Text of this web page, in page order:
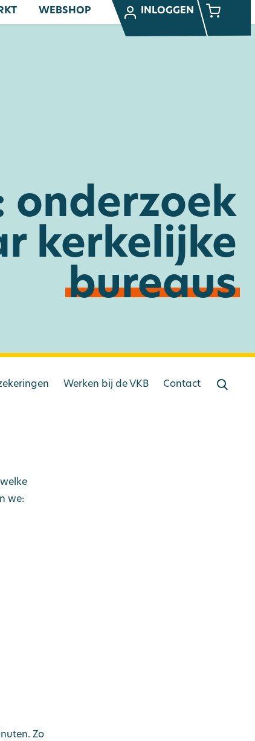
WEBSHOP INLOGGEN
bij de VKB
onderzoek
kerkelijke
bureaus
Werken bij de VKB Contact
we:
Zo